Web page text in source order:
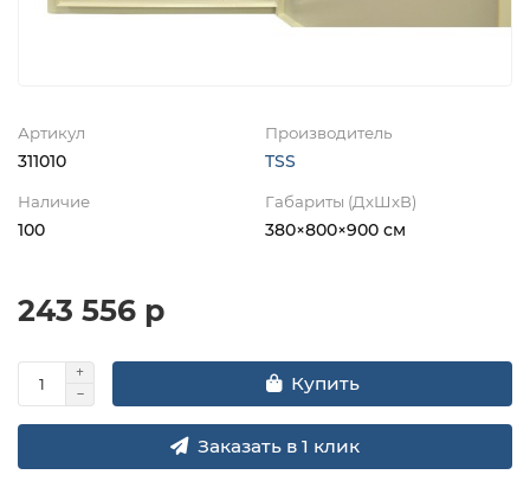
Артикул
311010
Производитель
TSS
Наличие
100
Габариты (ДхШхВ)
380×800×900 см
243 556 р
Купить
Заказать в 1 клик